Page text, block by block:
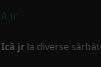
jr
jr la diverse